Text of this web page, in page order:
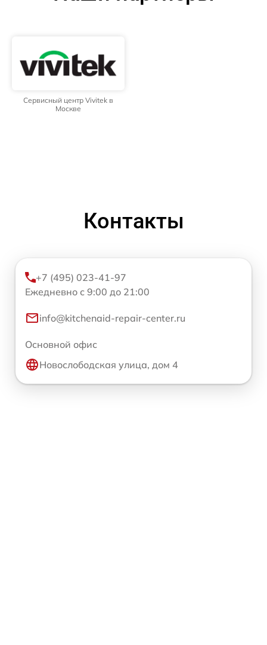
Сервисный центр Vivitek в
Москве
Контакты
+7 (495) 023-41-97
Ежедневно с 9:00 до 21:00
info@kitchenaid-repair-center.ru
Основной офис
Новослободская улица, дом 4